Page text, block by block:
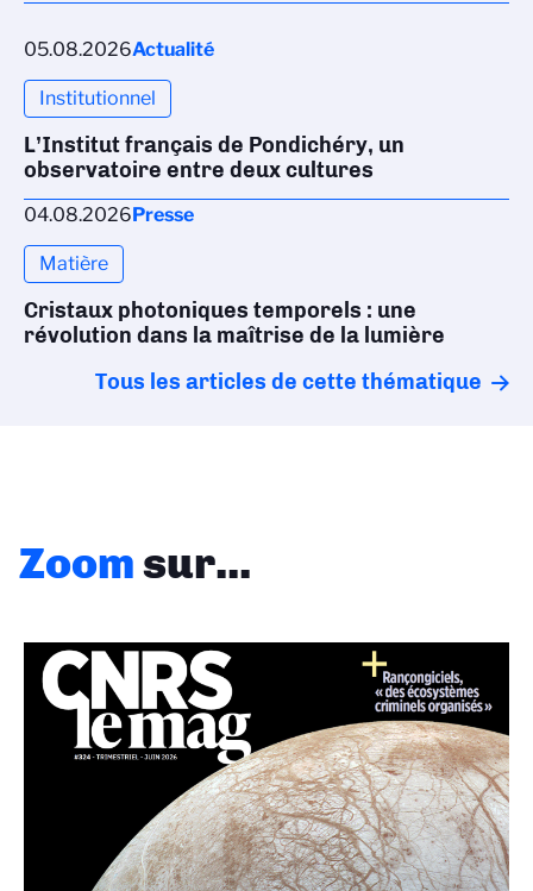
05.08.2026Actualité
Institutionnel
L’Institut français de Pondichéry, un
observatoire entre deux cultures
04.08.2026Presse
Matière
Cristaux photoniques temporels : une
révolution dans la maîtrise de la lumière
Tous les articles de cette thématique
Zoomsur...